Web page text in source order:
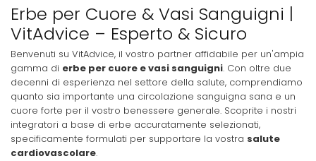
Erbe per Cuore & Vasi Sanguigni |
VitAdvice – Esperto & Sicuro
Benvenuti su VitAdvice, il vostro partner affidabile per un'ampia
gamma di erbe per cuore e vasi sanguigni. Con oltre due
decenni di esperienza nel settore della salute, comprendiamo
quanto sia importante una circolazione sanguigna sana e un
cuore forte per il vostro benessere generale. Scoprite i nostri
integratori a base di erbe accuratamente selezionati,
specificamente formulati per supportare la vostra salute
cardiovascolare.